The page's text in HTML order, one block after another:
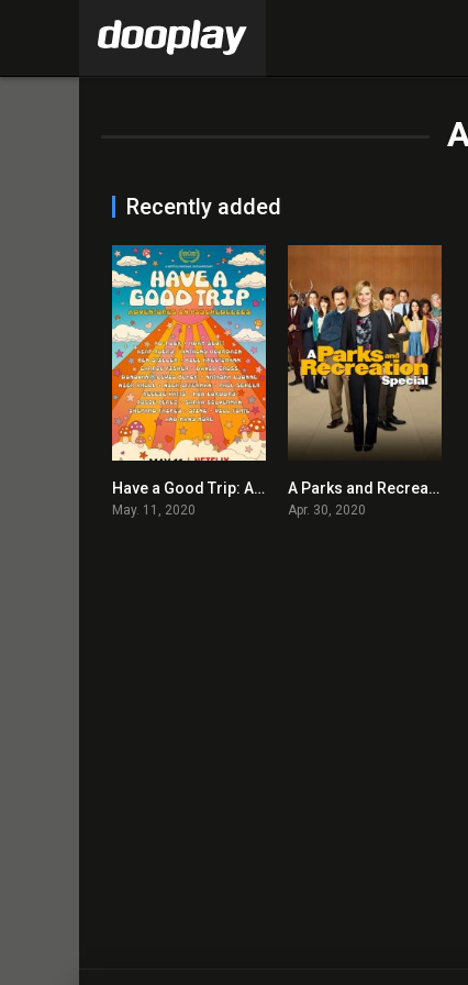
Recently added
0Have a Good Trip: Adventures in Psychedelics 2020 en Streaming HD Gratuit !
May. 11, 2020
9.1A Parks and Recreation Special 2020 en Streaming HD Gratuit !
Apr. 30, 2020